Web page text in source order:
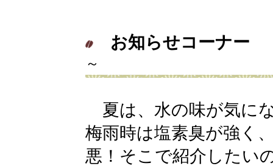
お知らせコーナー
～
夏は、水の味が気に
梅雨時は塩素臭が強く
悪！そこで紹介したい